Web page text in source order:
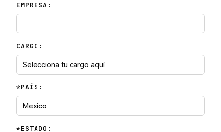
EMPRESA:
CARGO:
*PAÍS:
*ESTADO: